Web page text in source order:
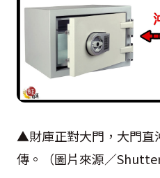
▲財庫正對大門，大門直
傳。（圖片來源／